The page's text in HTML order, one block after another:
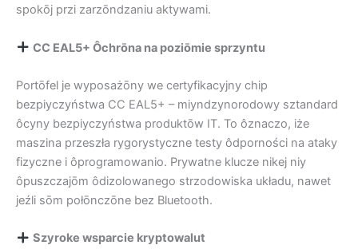
spokōj przi zarzōndzaniu aktywami.
CC EAL5+ Ôchrōna na poziōmie sprzyntu
Portōfel je wyposażōny we certyfikacyjny chip
bezpiyczyństwa CC EAL5+ – miyndzynorodowy sztandard
ôcyny bezpiyczyństwa produktōw IT. To ôznaczo, iże
maszina przeszła rygorystyczne testy ôdporności na ataky
fizyczne i ôprogramowanio. Prywatne klucze nikej niy
ôpuszczajōm ôdizolowanego strzodowiska układu, nawet
jeźli sōm połōnczōne bez Bluetooth.
Szyroke wsparcie kryptowalut